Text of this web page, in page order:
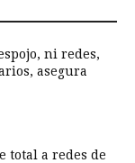
ni redes,
asegura
total a redes de